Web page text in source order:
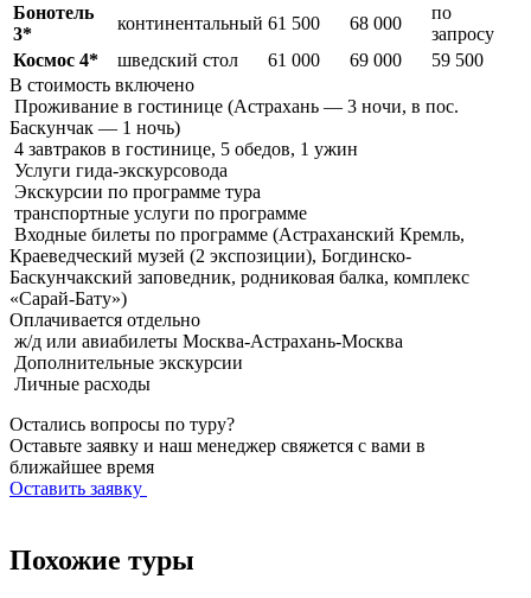
Бонотель
3*
континентальный 61 500 68 000
по
запросу
Космос 4*
шведский стол 61 000 69 000
59 500
В стоимость включено
Проживание в гостинице (Астрахань — 3 ночи, в пос.
Баскунчак — 1 ночь)
4 завтраков в гостинице, 5 обедов, 1 ужин
Услуги гида-экскурсовода
Экскурсии по программе тура
транспортные услуги по программе
Входные билеты по программе (Астраханский Кремль,
Краеведческий музей (2 экспозиции), Богдинско-
Баскунчакский заповедник, родниковая балка, комплекс
«Сарай-Бату»)
Оплачивается отдельно
ж/д или авиабилеты Москва-Астрахань-Москва
Дополнительные экскурсии
Личные расходы
Остались вопросы по туру?
Оставьте заявку и наш менеджер свяжется с вами в
ближайшее время
Оставить заявку
Похожие туры